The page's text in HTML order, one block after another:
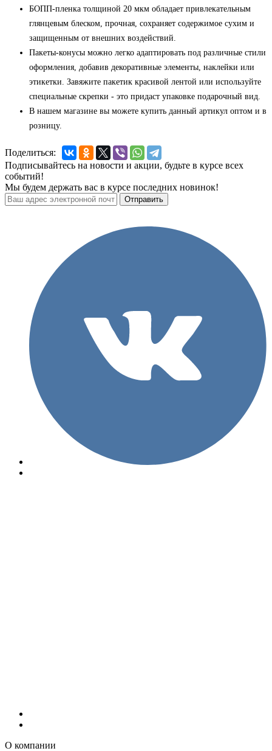
БОПП-пленка толщиной 20 мкм обладает привлекательным
глянцевым блеском, прочная, сохраняет содержимое сухим и
защищенным от внешних воздействий.
Пакеты-конусы можно легко адаптировать под различные стили
оформления, добавив декоративные элементы, наклейки или
этикетки. Завяжите пакетик красивой лентой или используйте
специальные скрепки - это придаст упаковке подарочный вид.
В нашем магазине вы можете купить данный артикул оптом и в
розницу.
Поделиться:
Подписывайтесь на новости и акции, будьте в курсе всех
событий!
Мы будем держать вас в курсе последних новинок!
О компании